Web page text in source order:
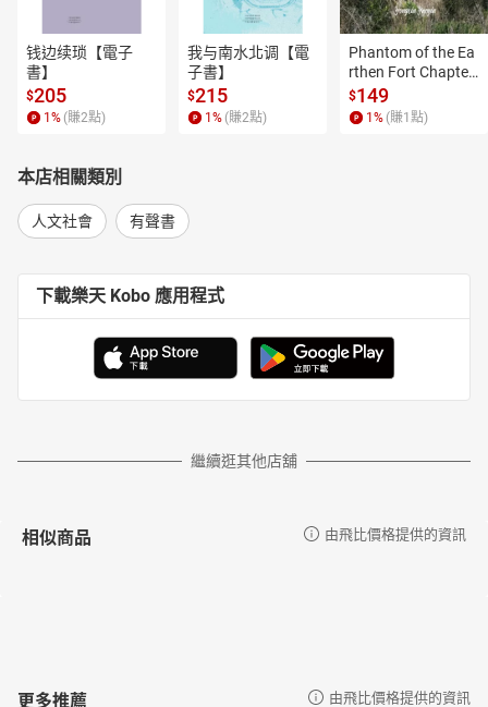
钱边续琐【電子
書】
$205
1 % (賺2點)
我与南水北调【電
子書】
$215
1 % (賺2點)
Phantom of the Ea
rthen Fort Chapter
4【有聲書】
$149
1 % (賺1 點)
本店相關類別
人文社會 有聲書
下載樂天 Kobo 應用程式
繼續逛其他店舖
相似商品 由飛比價格提供的資訊
更多推薦 由飛比價格提供的資訊